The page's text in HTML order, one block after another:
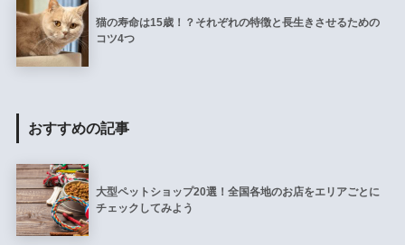
猫の寿命は15歳！？それぞれの特徴と長生きさせるための
コツ4つ
おすすめの記事
大型ペットショップ20選！全国各地のお店をエリアごとに
チェックしてみよう